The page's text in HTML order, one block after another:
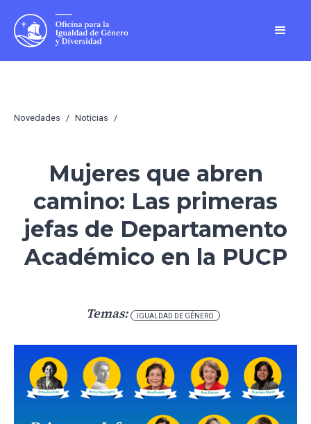
Novedades / Noticias /
Mujeres que abren
camino: Las primeras
jefas de Departamento
Académico en la PUCP
Temas: IGUALDAD DE GÉNERO